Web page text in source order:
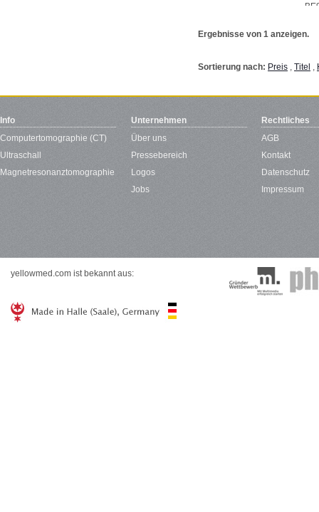
Ergebnisse von 1 anzeigen.
Sortierung nach: Preis , Titel ,
Info
Computertomographie (CT)
Ultraschall
Magnetresonanztomographie
Unternehmen
Über uns
Pressebereich
Logos
Jobs
Rechtliches
AGB
Kontakt
Datenschutz
Impressum
yellowmed.com ist bekannt aus: